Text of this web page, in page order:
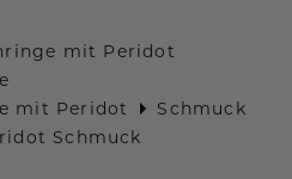
mit Peridot
mit Peridot
Schmuck
Schmuck